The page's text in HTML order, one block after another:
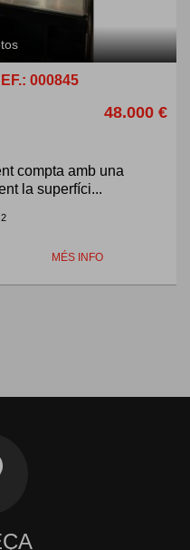
000845
48.000 €
compta amb una
la superfíci...
2
MÉS INFO